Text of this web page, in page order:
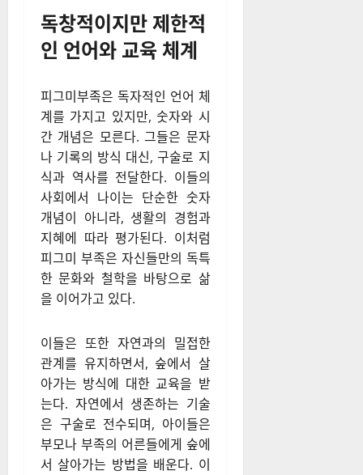
독창적이지만 제한적
인 언어와 교육 체계
피그미부족은 독자적인 언어 체
계를 가지고 있지만, 숫자와 시
간 개념은 모른다. 그들은 문자
나 기록의 방식 대신, 구술로 지
식과 역사를 전달한다. 이들의
사회에서 나이는 단순한 숫자
개념이 아니라, 생활의 경험과
지혜에 따라 평가된다. 이처럼
피그미 부족은 자신들만의 독특
한 문화와 철학을 바탕으로 삶
을 이어가고 있다.
이들은 또한 자연과의 밀접한
관계를 유지하면서, 숲에서 살
아가는 방식에 대한 교육을 받
는다. 자연에서 생존하는 기술
은 구술로 전수되며, 아이들은
부모나 부족의 어른들에게 숲에
서 살아가는 방법을 배운다. 이